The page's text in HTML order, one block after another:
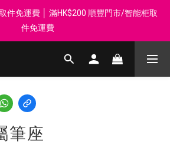
│ 滿HK$899 送 N-rit Campack Towel 吸
汗毛巾 韓國制 送完即止
件免運費 │ 滿HK$200 順豐門市/智能柜取
件免運費
│ 歡迎團體採購, 報價查詢, 接受採購卡
│ 滿HK$899 送 N-rit Campack Towel 吸
毛巾 韓國制 送完即止
筆座